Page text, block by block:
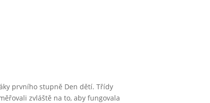
prvního stupně Den dětí. Třídy
zvláště na to, aby fungovala